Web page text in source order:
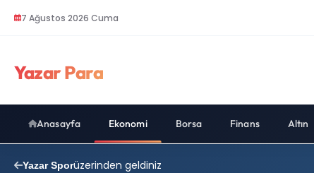
7 Ağustos 2026 Cuma
Yazar Para
Anasayfa Ekonomi Borsa Finans Altın
Yazar Sporüzerinden geldiniz